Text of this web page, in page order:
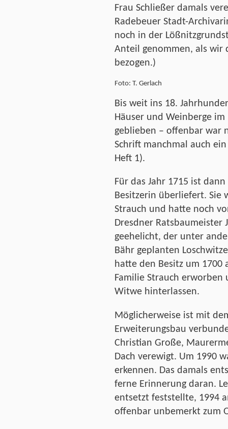
Frau Schließer damals
Radebeuer Stadt-
noch in der
Anteil genommen, als wir
bezogen.)
Foto: T. Gerlach
Bis weit ins 18.
Häuser und Weinberge im
geblieben – offenbar war
Schrift manchmal auch
Heft 1).
Für das Jahr 1715 ist
Besitzerin überliefert. Sie
Strauch und hatte noch
Dresdner Ratsbaumeister
geehelicht, der unter
Bähr geplanten
hatte den Besitz um 1700
Familie Strauch erworben
Witwe hinterlassen.
Möglicherweise ist mit
Erweiterungsbau
Christian Große,
Dach verewigt. Um 1990
erkennen. Das damals
ferne Erinnerung daran.
entsetzt feststellte, 1994
offenbar unbemerkt zum